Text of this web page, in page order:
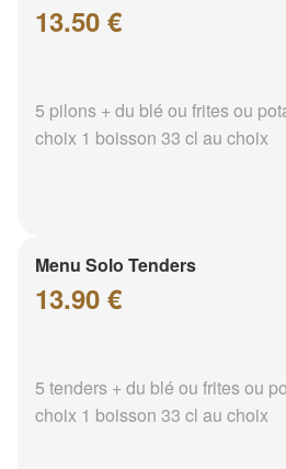
13.50 €
5 pilons + du blé ou frites ou
choix 1 boisson 33 cl au choix
Menu Solo Tenders
13.90 €
5 tenders + du blé ou frites ou
choix 1 boisson 33 cl au choix